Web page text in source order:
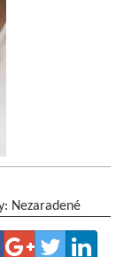
Nezaradené